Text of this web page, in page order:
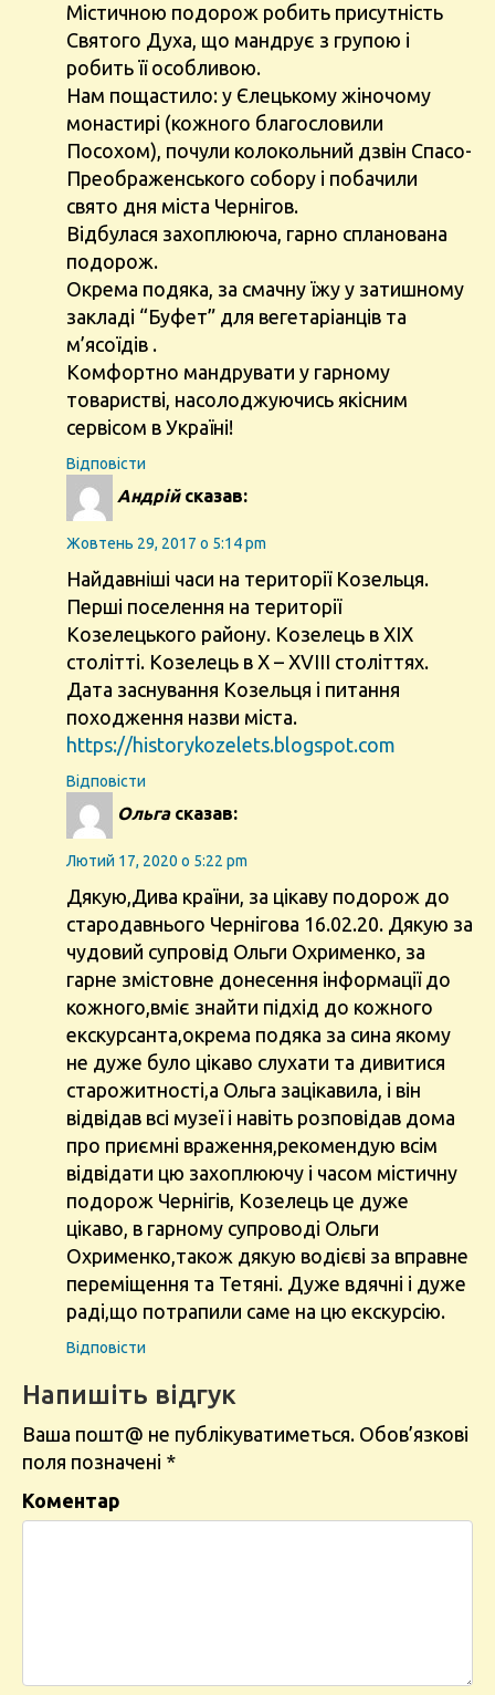
Містичною подорож робить присутність
Святого Духа, що мандрує з групою і
робить її особливою.
Нам пощастило: у Єлецькому жіночому
монастирі (кожного благословили
Посохом), почули колокольний дзвін Спасо-
Преображенського собору і побачили
свято дня міста Чернігов.
Відбулася захоплююча, гарно спланована
подорож.
Окрема подяка, за смачну їжу у затишному
закладі “Буфет” для вегетаріанців та
м’ясоїдів .
Комфортно мандрувати у гарному
товаристві, насолоджуючись якісним
сервісом в Україні!
Відповіcти
Андрій сказав:
Жовтень 29, 2017 о 5:14 pm
Найдавніші часи на території Козельця.
Перші поселення на території
Козелецького району. Козелець в ХІХ
столітті. Козелець в Х – ХVІІІ століттях.
Дата заснування Козельця і питання
походження назви міста.
https://historykozelets.blogspot.com
Відповіcти
Ольга сказав:
Лютий 17, 2020 о 5:22 pm
Дякую,Дива країни, за цікаву подорож до
стародавнього Чернігова 16.02.20. Дякую за
чудовий супровід Ольги Охрименко, за
гарне змістовне донесення інформації до
кожного,вміє знайти підхід до кожного
екскурсанта,окрема подяка за сина якому
не дуже було цікаво слухати та дивитися
старожитності,а Ольга зацікавила, і він
відвідав всі музеї і навіть розповідав дома
про приємні враження,рекомендую всім
відвідати цю захоплюючу і часом містичну
подорож Чернігів, Козелець це дуже
цікаво, в гарному супроводі Ольги
Охрименко,також дякую водієві за вправне
переміщення та Тетяні. Дуже вдячні і дуже
раді,що потрапили саме на цю екскурсію.
Відповіcти
Напишіть відгук
Ваша пошт@ не публікуватиметься.
поля позначені *
Коментар